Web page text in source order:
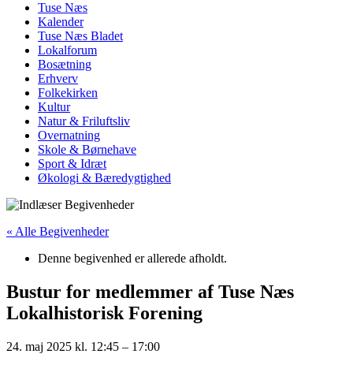
Tuse Næs
Kalender
Tuse Næs Bladet
Lokalforum
Bosætning
Erhverv
Folkekirken
Kultur
Natur & Friluftsliv
Overnatning
Skole & Børnehave
Sport & Idræt
Økologi & Bæredygtighed
« Alle Begivenheder
Denne begivenhed er allerede afholdt.
Bustur for medlemmer af Tuse Næs
Lokalhistorisk Forening
24. maj 2025 kl. 12:45 – 17:00